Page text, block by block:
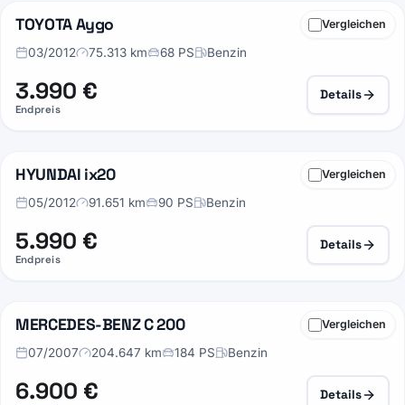
Vergleichen
20
TOYOTA Aygo
03/2012 75.313 km 68 PS Benzin
3.990 €
Endpreis
Details
Vergleichen
28
HYUNDAI ix20
05/2012 91.651 km 90 PS Benzin
5.990 €
Endpreis
Details
Vergleichen
25
MERCEDES-BENZ C 200
07/2007 204.647 km 184 PS Benzin
6.900 € Details